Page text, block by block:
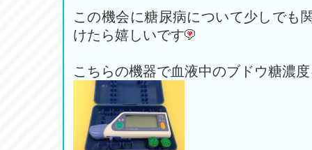
この機会に糖尿病について少しでも
けたら嬉しいです
こちらの機器で血液中のブドウ糖濃